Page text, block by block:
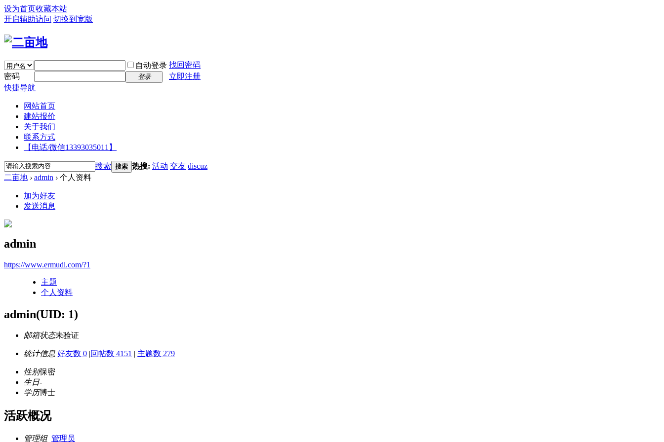
设为首页收藏本站
开启辅助访问 切换到宽版
自动登录 找回密码
密码
登录
立即注册
快捷导航
网站首页
建站报价
关于我们
联系方式
【电话/微信13393035011】
搜索 搜索 热搜: 活动 交友 discuz
二亩地 › admin › 个人资料
加为好友
发送消息
admin
https://www.ermudi.com/?1
主题
个人资料
admin(UID: 1)
邮箱状态未验证
统计信息 好友数 0 |回帖数 4151 | 主题数 279
性别保密
生日-
学历博士
活跃概况
管理组 管理员